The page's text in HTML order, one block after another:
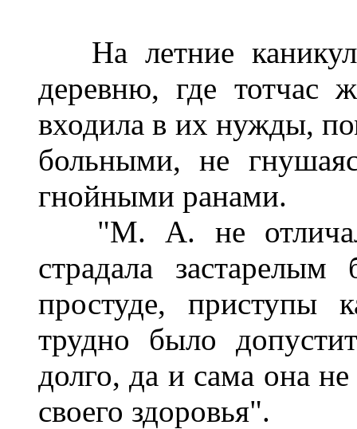
На летние
деревню, где тотчас
входила в их нужды,
больными, не
гнойными ранами.
"М. А. не
страдала
простуде,
трудно было
долго, да и сама она не
своего здоровья".